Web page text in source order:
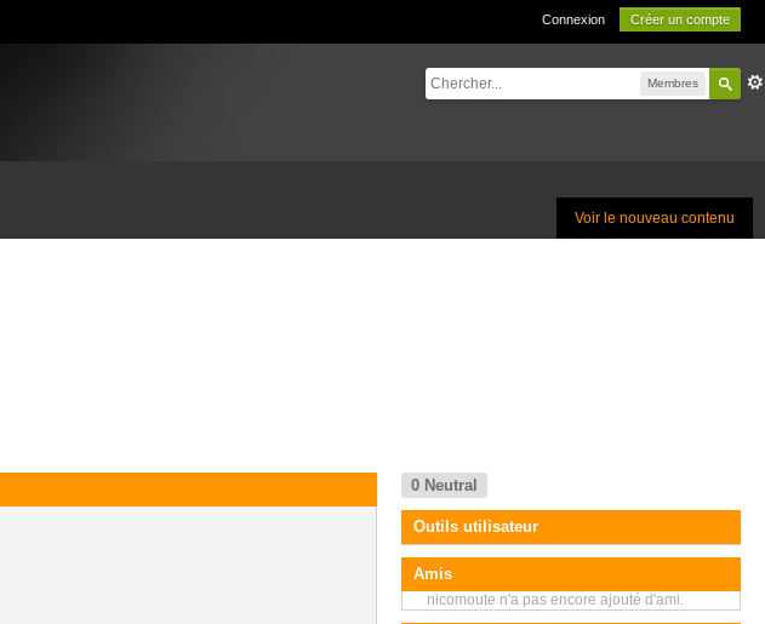
Connexion Créer un compte
Membres
Voir le nouveau contenu
0 Neutral
Outils utilisateur
Amis
nicomoute n'a pas encore ajouté d'ami.